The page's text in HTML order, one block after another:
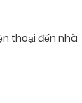
thoại đến nhà